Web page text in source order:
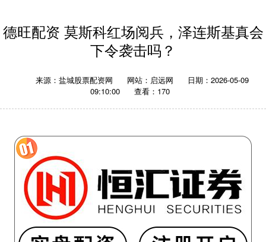
德旺配资 莫斯科红场阅兵，泽连斯基真会
下令袭击吗？
来源：盐城股票配资网 网站：启远网
日期：2026-05-09
09:10:00
查看：170